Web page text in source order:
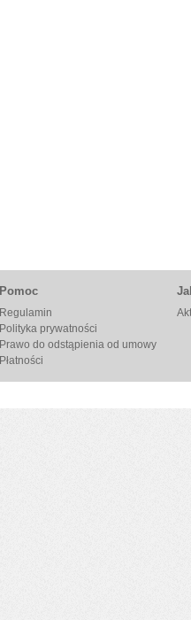
Pomoc
Regulamin
Polityka prywatności
Prawo do odstąpienia od umowy
Płatności